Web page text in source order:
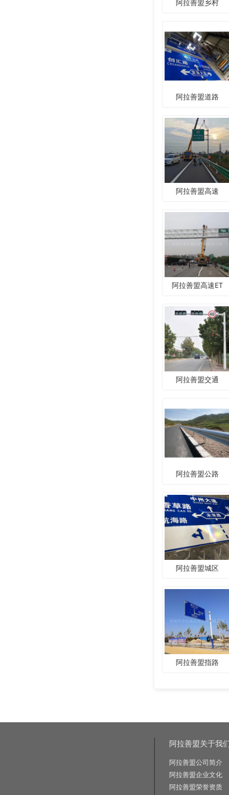
阿拉善盟乡村
阿拉善盟道路
阿拉善盟高速
阿拉善盟高速ET
阿拉善盟交通
阿拉善盟公路
阿拉善盟城区
阿拉善盟指路
阿拉善盟关于我
阿拉善盟公司简介
阿拉善盟企业文化
阿拉善盟荣誉资质